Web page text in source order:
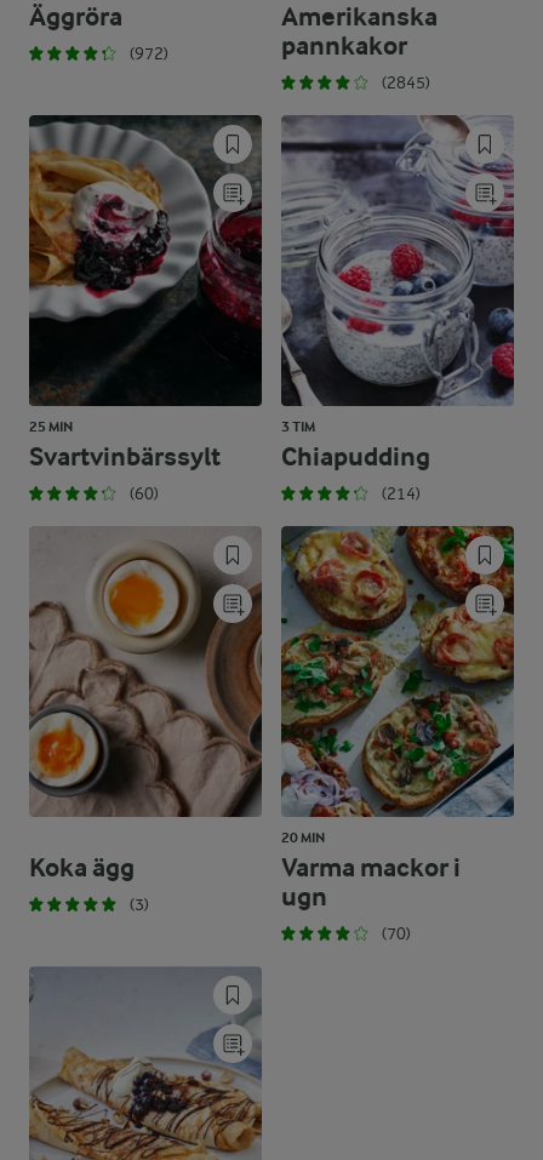
Äggröra
(972)
Amerikanska
pannkakor
(2845)
25 MIN
Svartvinbärssylt
(60)
3 TIM
Chiapudding
(214)
Koka ägg
(3)
20 MIN
Varma mackor i
ugn
(70)